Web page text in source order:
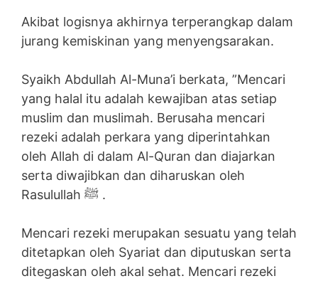
Akibat logisnya akhirnya terperangkap dalam
jurang kemiskinan yang menyengsarakan.
Syaikh Abdullah Al-Muna’i berkata, ”Mencari
yang halal itu adalah kewajiban atas setiap
muslim dan muslimah. Berusaha mencari
rezeki adalah perkara yang diperintahkan
oleh Allah di dalam Al-Quran dan diajarkan
serta diwajibkan dan diharuskan oleh
Rasulullah ﷺ .
Mencari rezeki merupakan sesuatu yang telah
ditetapkan oleh Syariat dan diputuskan serta
ditegaskan oleh akal sehat. Mencari rezeki